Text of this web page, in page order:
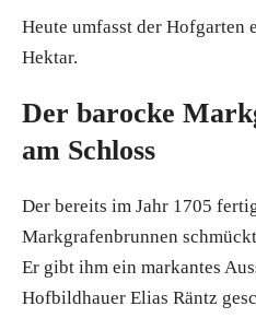
Heute umfasst der Hofgarten
Hektar.
Der barocke
am Schloss
Der bereits im Jahr 1705
Markgrafenbrunnen
Er gibt ihm ein markantes
Hofbildhauer Elias Räntz